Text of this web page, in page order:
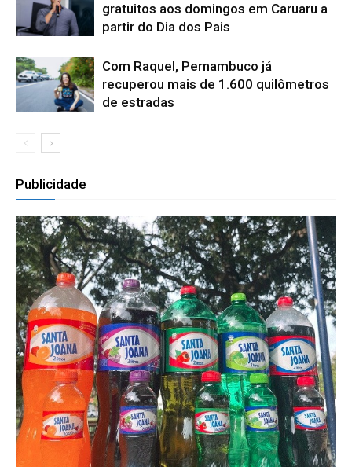
gratuitos aos domingos em Caruaru a
partir do Dia dos Pais
Com Raquel, Pernambuco já
recuperou mais de 1.600 quilômetros
de estradas
Publicidade